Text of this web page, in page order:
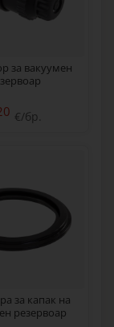
за вакуумен
€/бр.
за капак на
резервоар